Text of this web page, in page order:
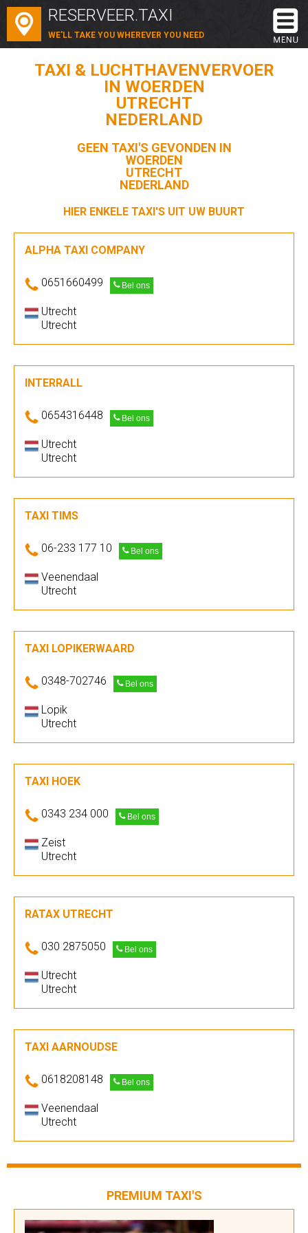
RESERVEER.TAXI
WE'LL TAKE YOU WHEREVER YOU NEED
TAXI & LUCHTHAVENVERVOER
IN WOERDEN
UTRECHT
NEDERLAND
GEEN TAXI'S GEVONDEN IN
WOERDEN
UTRECHT
NEDERLAND
HIER ENKELE TAXI'S UIT UW BUURT
ALPHA TAXI COMPANY
0651660499 Bel ons
Utrecht
Utrecht
INTERRALL
0654316448 Bel ons
Utrecht
Utrecht
TAXI TIMS
06-233 177 10 Bel ons
Veenendaal
Utrecht
TAXI LOPIKERWAARD
0348-702746 Bel ons
Lopik
Utrecht
TAXI HOEK
0343 234 000 Bel ons
Zeist
Utrecht
RATAX UTRECHT
030 2875050 Bel ons
Utrecht
Utrecht
TAXI AARNOUDSE
0618208148 Bel ons
Veenendaal
Utrecht
PREMIUM TAXI'S